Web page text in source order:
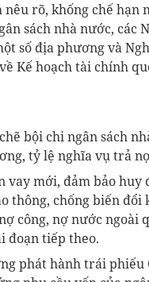
rõ, khống chế hạn
sách nhà nước, các
số địa phương và
Kế hoạch tài chính
bội chi ngân sách
tỷ lệ nghĩa vụ trả
mới, đảm bảo huy
thông, chống biến đổi
công, nợ nước ngoài
đoạn tiếp theo.
phát hành trái